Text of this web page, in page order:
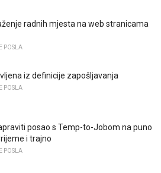
radnih mjesta na web stranicama
POSLA
iz definicije zapošljavanja
POSLA
posao s Temp-to-Jobom na puno
i trajno
POSLA